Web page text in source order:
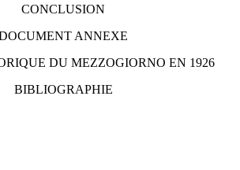
CONCLUSION
ANNEXE
DU MEZZOGIORNO EN 1926
BIBLIOGRAPHIE